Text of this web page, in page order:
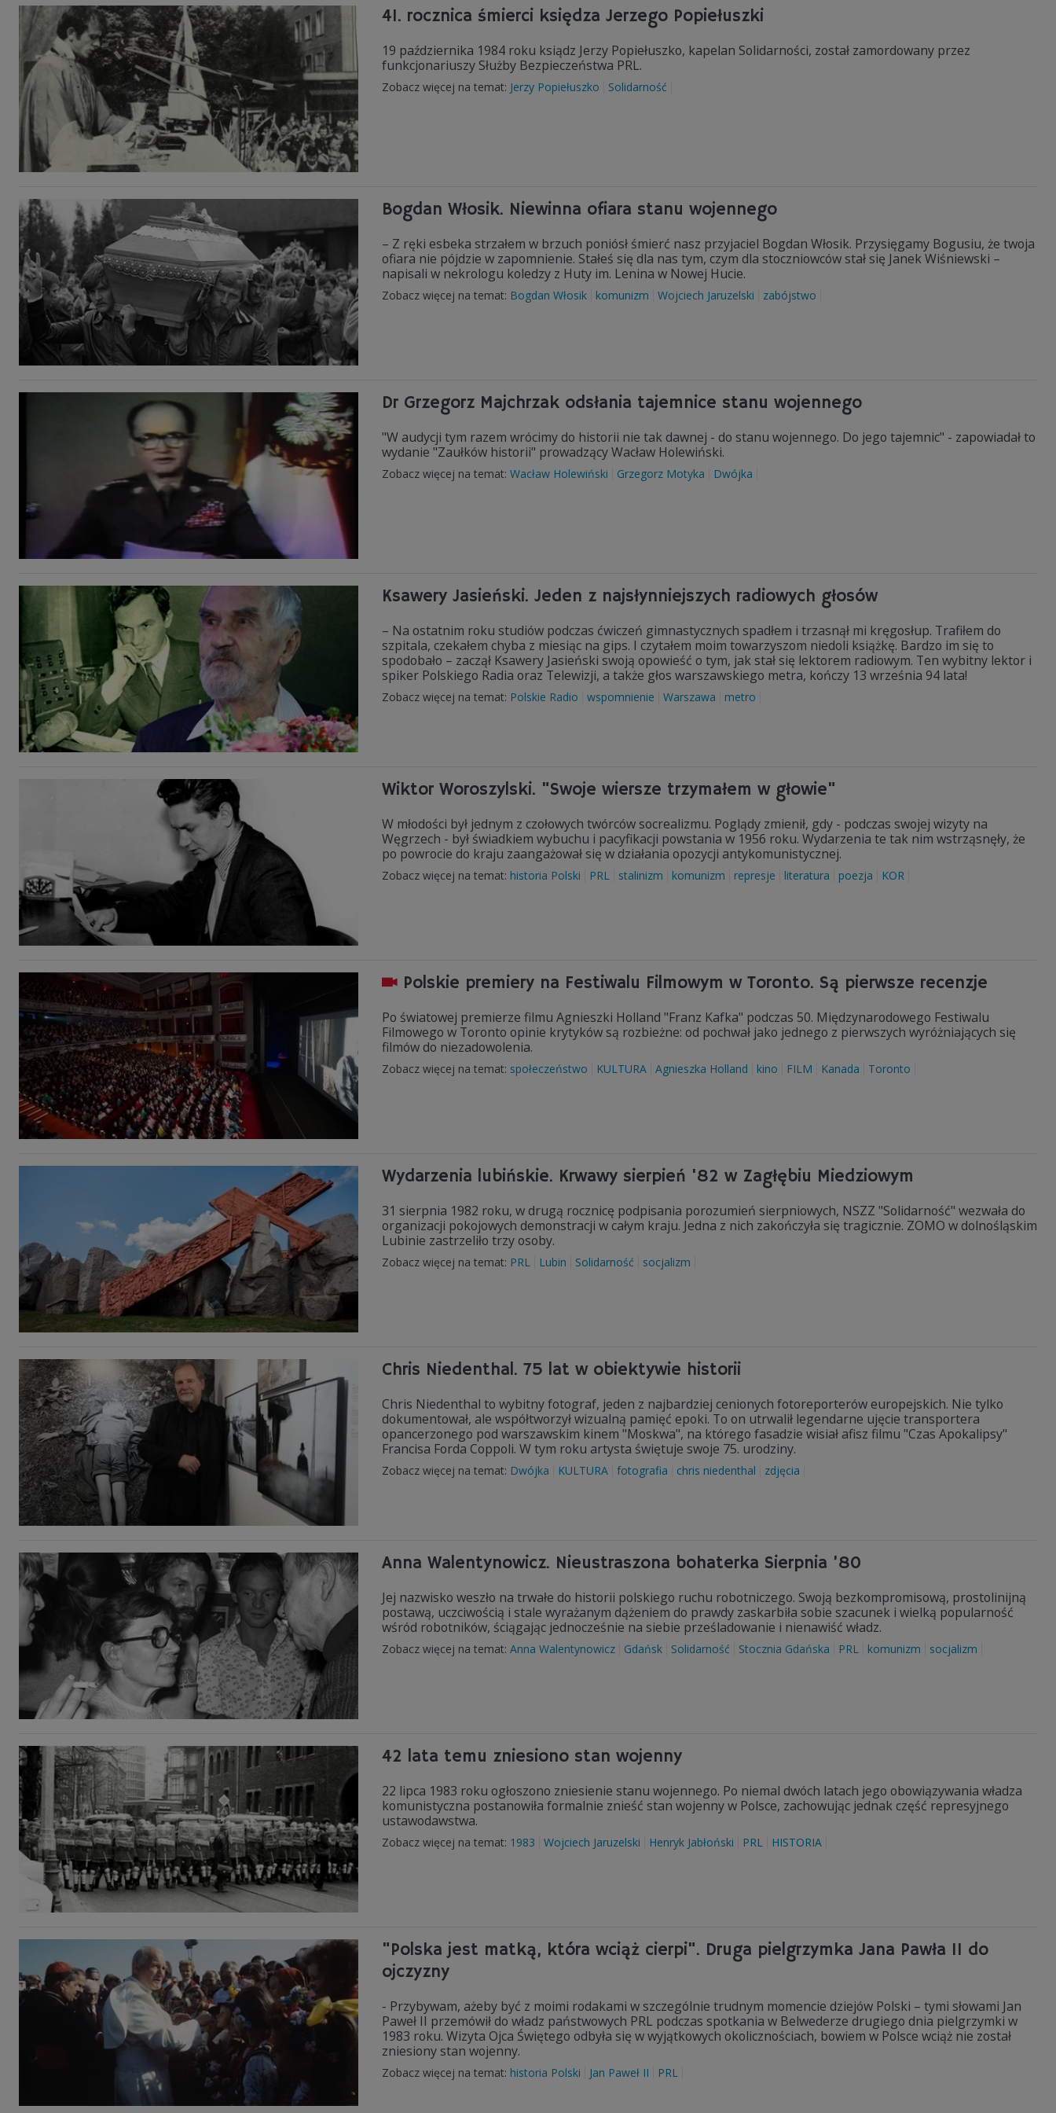
41. rocznica śmierci księdza Jerzego Popiełuszki
19 października 1984 roku ksiądz Jerzy Popiełuszko, kapelan Solidarności, został zamordowany przez
funkcjonariuszy Służby Bezpieczeństwa PRL.
Zobacz więcej na temat: Jerzy Popiełuszko Solidarność
Bogdan Włosik. Niewinna ofiara stanu wojennego
– Z ręki esbeka strzałem w brzuch poniósł śmierć nasz przyjaciel Bogdan Włosik. Przysięgamy Bogusiu, że twoja
ofiara nie pójdzie w zapomnienie. Stałeś się dla nas tym, czym dla stoczniowców stał się Janek Wiśniewski –
napisali w nekrologu koledzy z Huty im. Lenina w Nowej Hucie.
Zobacz więcej na temat: Bogdan Włosik komunizm Wojciech Jaruzelski zabójstwo
Dr Grzegorz Majchrzak odsłania tajemnice stanu wojennego
"W audycji tym razem wrócimy do historii nie tak dawnej - do stanu wojennego. Do jego tajemnic" - zapowiadał to
wydanie "Zaułków historii" prowadzący Wacław Holewiński.
Zobacz więcej na temat: Wacław Holewiński Grzegorz Motyka Dwójka
Ksawery Jasieński. Jeden z najsłynniejszych radiowych głosów
– Na ostatnim roku studiów podczas ćwiczeń gimnastycznych spadłem i trzasnął mi kręgosłup. Trafiłem do
szpitala, czekałem chyba z miesiąc na gips. I czytałem moim towarzyszom niedoli książkę. Bardzo im się to
spodobało – zaczął Ksawery Jasieński swoją opowieść o tym, jak stał się lektorem radiowym. Ten wybitny lektor i
spiker Polskiego Radia oraz Telewizji, a także głos warszawskiego metra, kończy 13 września 94 lata!
Zobacz więcej na temat: Polskie Radio wspomnienie Warszawa metro
Wiktor Woroszylski. "Swoje wiersze trzymałem w głowie"
W młodości był jednym z czołowych twórców socrealizmu. Poglądy zmienił, gdy - podczas swojej wizyty na
Węgrzech - był świadkiem wybuchu i pacyfikacji powstania w 1956 roku. Wydarzenia te tak nim wstrząsnęły, że
po powrocie do kraju zaangażował się w działania opozycji antykomunistycznej.
Zobacz więcej na temat: historia Polski PRL stalinizm komunizm represje literatura poezja KOR
Polskie premiery na Festiwalu Filmowym w Toronto. Są pierwsze recenzje
Po światowej premierze filmu Agnieszki Holland "Franz Kafka" podczas 50. Międzynarodowego Festiwalu
Filmowego w Toronto opinie krytyków są rozbieżne: od pochwał jako jednego z pierwszych wyróżniających się
filmów do niezadowolenia.
Zobacz więcej na temat: społeczeństwo KULTURA Agnieszka Holland kino FILM Kanada Toronto
Wydarzenia lubińskie. Krwawy sierpień '82 w Zagłębiu Miedziowym
31 sierpnia 1982 roku, w drugą rocznicę podpisania porozumień sierpniowych, NSZZ "Solidarność" wezwała do
organizacji pokojowych demonstracji w całym kraju. Jedna z nich zakończyła się tragicznie. ZOMO w dolnośląskim
Lubinie zastrzeliło trzy osoby.
Zobacz więcej na temat: PRL Lubin Solidarność socjalizm
Chris Niedenthal. 75 lat w obiektywie historii
Chris Niedenthal to wybitny fotograf, jeden z najbardziej cenionych fotoreporterów europejskich. Nie tylko
dokumentował, ale współtworzył wizualną pamięć epoki. To on utrwalił legendarne ujęcie transportera
opancerzonego pod warszawskim kinem "Moskwa", na którego fasadzie wisiał afisz filmu "Czas Apokalipsy"
Francisa Forda Coppoli. W tym roku artysta świętuje swoje 75. urodziny.
Zobacz więcej na temat: Dwójka KULTURA fotografia chris niedenthal zdjęcia
Anna Walentynowicz. Nieustraszona bohaterka Sierpnia ’80
Jej nazwisko weszło na trwałe do historii polskiego ruchu robotniczego. Swoją bezkompromisową, prostolinijną
postawą, uczciwością i stale wyrażanym dążeniem do prawdy zaskarbiła sobie szacunek i wielką popularność
wśród robotników, ściągając jednocześnie na siebie prześladowanie i nienawiść władz.
Zobacz więcej na temat: Anna Walentynowicz Gdańsk Solidarność Stocznia Gdańska PRL komunizm socjalizm
42 lata temu zniesiono stan wojenny
22 lipca 1983 roku ogłoszono zniesienie stanu wojennego. Po niemal dwóch latach jego obowiązywania władza
komunistyczna postanowiła formalnie znieść stan wojenny w Polsce, zachowując jednak część represyjnego
ustawodawstwa.
Zobacz więcej na temat: 1983 Wojciech Jaruzelski Henryk Jabłoński PRL HISTORIA
"Polska jest matką, która wciąż cierpi". Druga pielgrzymka Jana Pawła II do
ojczyzny
- Przybywam, ażeby być z moimi rodakami w szczególnie trudnym momencie dziejów Polski – tymi słowami Jan
Paweł II przemówił do władz państwowych PRL podczas spotkania w Belwederze drugiego dnia pielgrzymki w
1983 roku. Wizyta Ojca Świętego odbyła się w wyjątkowych okolicznościach, bowiem w Polsce wciąż nie został
zniesiony stan wojenny.
Zobacz więcej na temat: historia Polski Jan Paweł II PRL